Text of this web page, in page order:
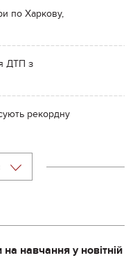
по Харкову,
ДТП з
рекордну
навчання у новітній